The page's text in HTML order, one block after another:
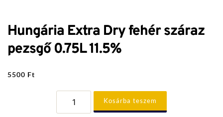
Hungária Extra Dry fehér száraz
pezsgő 0.75L 11.5%
5500 Ft
Hungária
Extra
Kosárba teszem